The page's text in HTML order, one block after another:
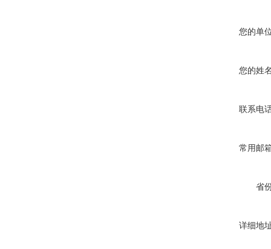
您的单
您的姓
联系电
常用邮
省
详细地